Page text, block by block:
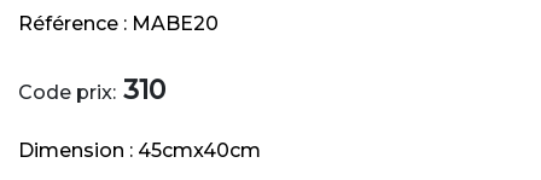
Référence : MABE20
Code prix: 310
Dimension : 45cmx40cm